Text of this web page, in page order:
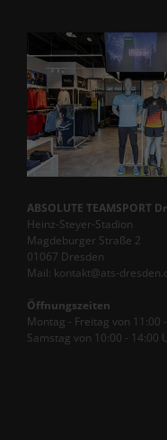
ABSOLUTE TEAMSPORT
Heinz-Steyer-Stadion
Magdeburger Straße 2
01067 Dresden
Mail: kontakt@ats-
Öffnungszeiten
Montag - Freitag von 11:00
Samstag von 10:00 - 14:00